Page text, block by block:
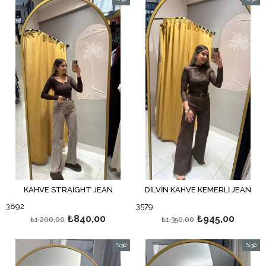
KAHVE STRAİGHT JEAN
3892
₺840,00
₺1.200,00
İndirim
%30İndirim
DİLVİN KAHVE KEMERLİ JEAN
3579
₺945,00
₺1.350,00
İndirim
%30
%30